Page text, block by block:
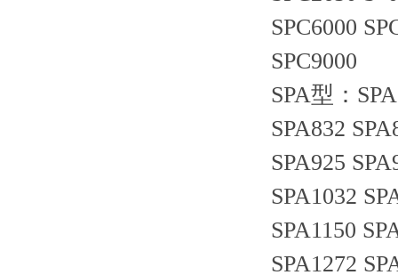
SPC6000
SPC9000
SPA型：
SPA832
SPA925
SPA1032
SPA1150
SPA1272